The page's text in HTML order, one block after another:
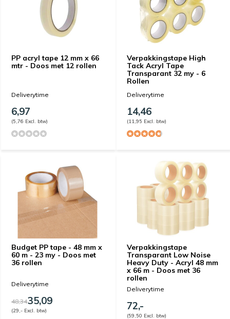
PP acryl tape 12 mm x 66
mtr - Doos met 12 rollen
Deliverytime
6,97
(5,76 Excl. btw)
Verpakkingstape High
Tack Acryl Tape
Transparant 32 my - 6
Rollen
Deliverytime
14,46
(11,95 Excl. btw)
Budget PP tape - 48 mm x
60 m - 23 my - Doos met
36 rollen
Deliverytime
48,3435,09
(29,- Excl. btw)
Verpakkingstape
Transparant Low Noise
Heavy Duty - Acryl 48 mm
x 66 m - Doos met 36
rollen
Deliverytime
72,-
(59,50 Excl. btw)